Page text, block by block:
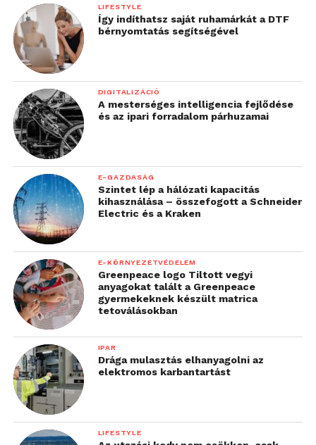
LIFESTYLE
Így indíthatsz saját ruhamárkát a DTF
bérnyomtatás segítségével
DIGITALIZÁCIÓ
A mesterséges intelligencia fejlődése
és az ipari forradalom párhuzamai
E-GAZDASÁG
Szintet lép a hálózati kapacitás
kihasználása – összefogott a Schneider
Electric és a Kraken
E-KÖRNYEZETVÉDELEM
Greenpeace logo Tiltott vegyi
anyagokat talált a Greenpeace
gyermekeknek készült matrica
tetoválásokban
IPAR
Drága mulasztás elhanyagolni az
elektromos karbantartást
LIFESTYLE